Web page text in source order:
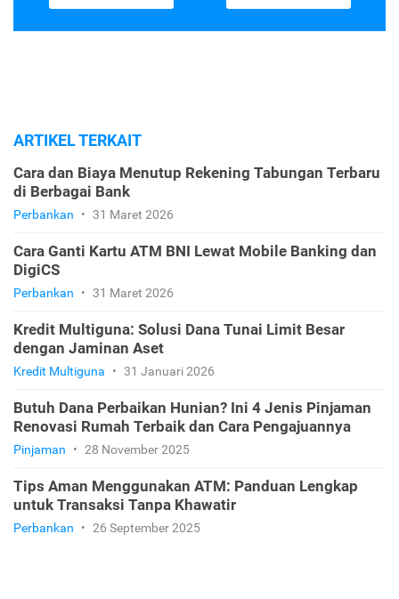
ARTIKEL TERKAIT
Cara dan Biaya Menutup Rekening Tabungan Terbaru
di Berbagai Bank
Perbankan • 31 Maret 2026
Cara Ganti Kartu ATM BNI Lewat Mobile Banking dan
DigiCS
Perbankan • 31 Maret 2026
Kredit Multiguna: Solusi Dana Tunai Limit Besar
dengan Jaminan Aset
Kredit Multiguna • 31 Januari 2026
Butuh Dana Perbaikan Hunian? Ini 4 Jenis Pinjaman
Renovasi Rumah Terbaik dan Cara Pengajuannya
Pinjaman • 28 November 2025
Tips Aman Menggunakan ATM: Panduan Lengkap
untuk Transaksi Tanpa Khawatir
Perbankan • 26 September 2025